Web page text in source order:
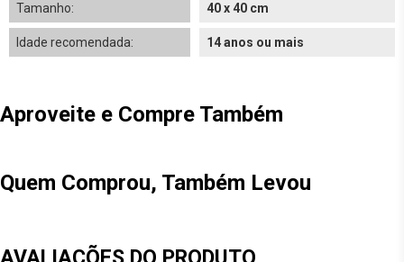
Tamanho: 40 x 40 cm
Idade recomendada: 14 anos ou mais
Aproveite e Compre Também
Quem Comprou, Também Levou